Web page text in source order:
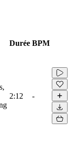
Durée BPM
2:12 -